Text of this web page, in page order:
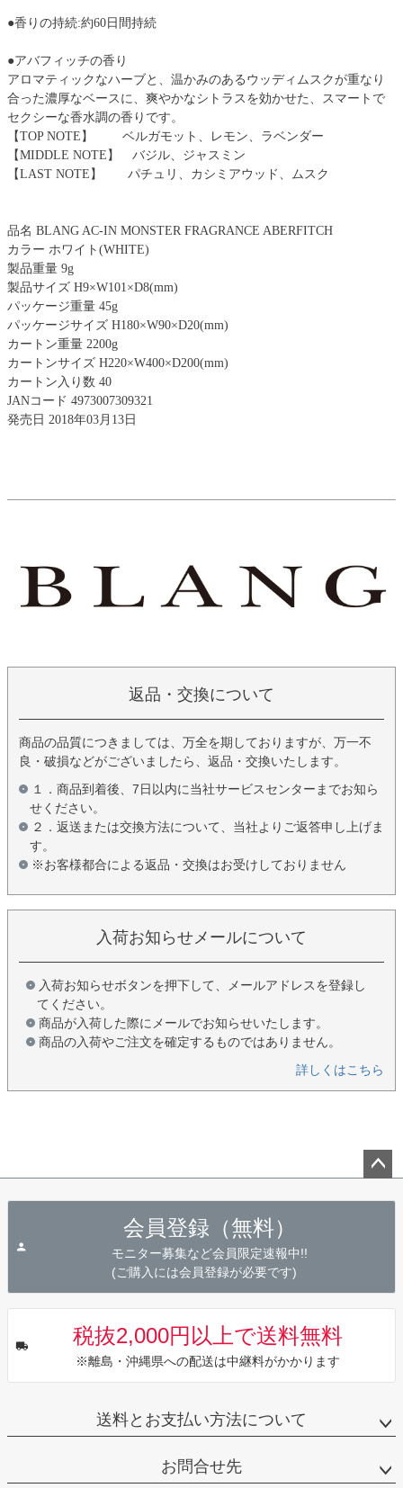
●香りの持続:約60日間持続
●アバフィッチの香り
アロマティックなハーブと、温かみのあるウッディムスクが重なり
合った濃厚なベースに、爽やかなシトラスを効かせた、スマートで
セクシーな香水調の香りです。
【TOP NOTE】 ベルガモット、レモン、ラベンダー
【MIDDLE NOTE】 バジル、ジャスミン
【LAST NOTE】 パチュリ、カシミアウッド、ムスク
品名 BLANG AC-IN MONSTER FRAGRANCE ABERFITCH
カラー ホワイト(WHITE)
製品重量 9g
製品サイズ H9×W101×D8(mm)
パッケージ重量 45g
パッケージサイズ H180×W90×D20(mm)
カートン重量 2200g
カートンサイズ H220×W400×D200(mm)
カートン入り数 40
JANコード 4973007309321
発売日 2018年03月13日
返品・交換について
商品の品質につきましては、万全を期しておりますが、万一不
良・破損などがございましたら、返品・交換いたします。
１．商品到着後、7日以内に当社サービスセンターまでお知ら
せください。
２．返送または交換方法について、当社よりご返答申し上げま
す。
※お客様都合による返品・交換はお受けしておりません
入荷お知らせメールについて
入荷お知らせボタンを押下して、メールアドレスを登録し
てください。
商品が入荷した際にメールでお知らせいたします。
商品の入荷やご注文を確定するものではありません。
詳しくはこちら
会員登録（無料）
モニター募集など会員限定速報中!!
(ご購入には会員登録が必要です)
税抜2,000円以上で送料無料
※離島・沖縄県への配送は中継料がかかります
送料とお支払い方法について
お問合せ先